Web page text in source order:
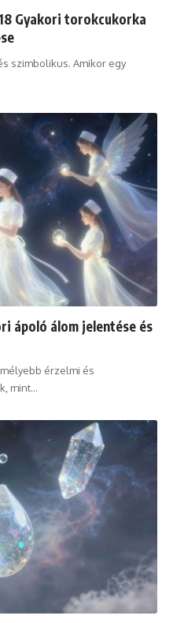
Gyakori torokcukorka
szimbolikus. Amikor egy
ápoló álom jelentése és
érzelmi és
mint…